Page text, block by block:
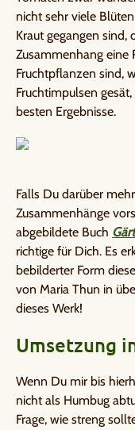
nicht sehr viele
Kraut gegangen sind,
Zusammenhang eine
Fruchtpflanzen sind,
Fruchtimpulsen
besten Ergebnisse.
Falls Du darüber
Zusammenhänge
abgebildete Buch
richtige für Dich. Es
bebilderter Form
von Maria Thun in
dieses Werk!
Umsetzung
Wenn Du mir bis
nicht als Humbug
Frage, wie streng